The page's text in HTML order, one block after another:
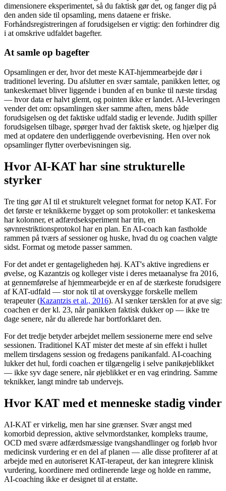
dimensionere eksperimentet, så du faktisk gør det, og fanger dig på
den anden side til opsamling, mens dataene er friske.
Forhåndsregistreringen af forudsigelsen er vigtig: den forhindrer dig
i at omskrive udfaldet bagefter.
At samle op bagefter
Opsamlingen er der, hvor det meste KAT-hjemmearbejde dør i
traditionel levering. Du afslutter en svær samtale, panikken letter, og
tankeskemaet bliver liggende i bunden af en bunke til næste tirsdag
— hvor data er halvt glemt, og pointen ikke er landet. AI-leveringen
vender det om: opsamlingen sker samme aften, mens både
forudsigelsen og det faktiske udfald stadig er levende. Judith spiller
forudsigelsen tilbage, spørger hvad der faktisk skete, og hjælper dig
med at opdatere den underliggende overbevisning. Hen over nok
opsamlinger flytter overbevisningen sig.
Hvor AI-KAT har sine strukturelle
styrker
Tre ting gør AI til et strukturelt velegnet format for netop KAT. For
det første er teknikkerne bygget op som protokoller: et tankeskema
har kolonner, et adfærdseksperiment har trin, en
søvnrestriktionsprotokol har en plan. En AI-coach kan fastholde
rammen på tværs af sessioner og huske, hvad du og coachen valgte
sidst. Format og metode passer sammen.
For det andet er gentageligheden høj. KAT's aktive ingrediens er
øvelse, og Kazantzis og kolleger viste i deres metaanalyse fra 2016,
at gennemførelse af hjemmearbejde er en af de stærkeste forudsigere
af KAT-udfald — stor nok til at overskygge forskelle mellem
terapeuter (Kazantzis et al., 2016). AI sænker tærsklen for at øve sig:
coachen er der kl. 23, når panikken faktisk dukker op — ikke tre
dage senere, når du allerede har bortforklaret den.
For det tredje betyder arbejdet mellem sessionerne mere end selve
sessionen. Traditionel KAT mister det meste af sin effekt i hullet
mellem tirsdagens session og fredagens panikanfald. AI-coaching
lukker det hul, fordi coachen er tilgængelig i selve panikøjeblikket
— ikke syv dage senere, når øjeblikket er en vag erindring. Samme
teknikker, langt mindre tab undervejs.
Hvor KAT med et menneske stadig vinder
AI-KAT er virkelig, men har sine grænser. Svær angst med
komorbid depression, aktive selvmordstanker, kompleks traume,
OCD med svære adfærdsmæssige tvangshandlinger og forløb hvor
medicinsk vurdering er en del af planen — alle disse profiterer af at
arbejde med en autoriseret KAT-terapeut, der kan integrere klinisk
vurdering, koordinere med ordinerende læge og holde en ramme,
AI-coaching ikke er designet til at erstatte.